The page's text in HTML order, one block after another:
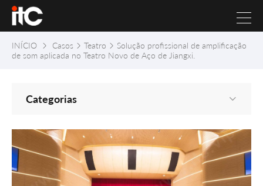
INÍCIO Casos Teatro
Solução profissional de amplificação
de som aplicada no Teatro Novo de Aço de Jiangxi.
Categorias